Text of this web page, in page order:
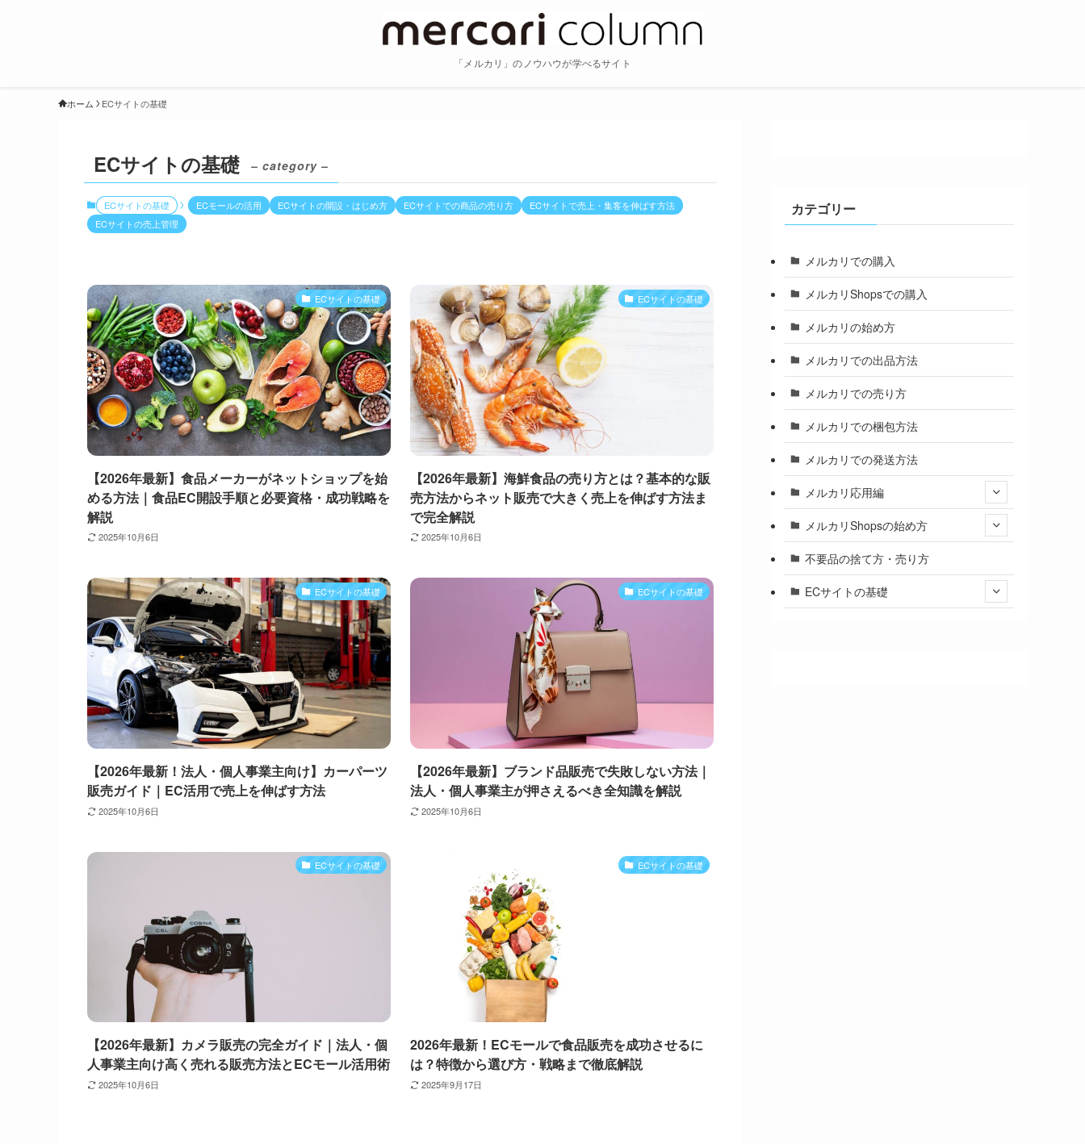
「メルカリ」のノウハウが学べるサイト
ホーム ECサイトの基礎
ECサイトの基礎 – category –
ECサイトの基礎 ECモールの活用 ECサイトの開設・はじめ方 ECサイトでの商品の売り方
ECサイトで売上・集客を伸ばす方法
ECサイトの売上管理
ECサイトの基礎
【2026年最新】食品メーカーがネットショップを始
める方法｜食品EC開設手順と必要資格・成功戦略を
解説
2025年10月6日
ECサイトの基礎
【2026年最新】海鮮食品の売り方とは？基本的な販
売方法からネット販売で大きく売上を伸ばす方法ま
で完全解説
2025年10月6日
ECサイトの基礎
【2026年最新！法人・個人事業主向け】カーパーツ
販売ガイド｜EC活用で売上を伸ばす方法
2025年10月6日
ECサイトの基礎
【2026年最新】ブランド品販売で失敗しない方法｜
法人・個人事業主が押さえるべき全知識を解説
2025年10月6日
ECサイトの基礎
【2026年最新】カメラ販売の完全ガイド｜法人・個
人事業主向け高く売れる販売方法とECモール活用術
2025年10月6日
ECサイトの基礎
2026年最新！ECモールで食品販売を成功させるに
は？特徴から選び方・戦略まで徹底解説
2025年9月17日
カテゴリー
メルカリでの購入
メルカリShopsでの購入
メルカリの始め方
メルカリでの出品方法
メルカリでの売り方
メルカリでの梱包方法
メルカリでの発送方法
メルカリ応用編
メルカリShopsの始め方
不要品の捨て方・売り方
ECサイトの基礎